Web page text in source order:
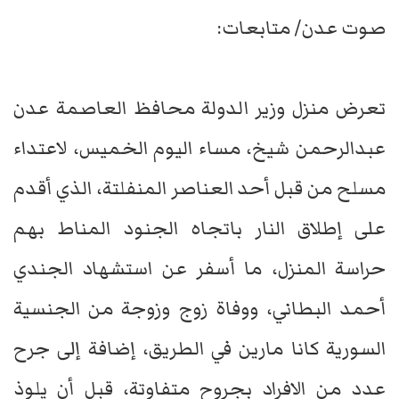
صوت عدن/ متابعات:
تعرض منزل وزير الدولة محافظ العاصمة عدن
عبدالرحمن شيخ، مساء اليوم الخميس، لاعتداء
مسلح من قبل أحد العناصر المنفلتة، الذي أقدم
على إطلاق النار باتجاه الجنود المناط بهم
حراسة المنزل، ما أسفر عن استشهاد الجندي
أحمد البطاني، ووفاة زوج وزوجة من الجنسية
السورية كانا مارين في الطريق، إضافة إلى جرح
عدد من الافراد بجروح متفاوتة، قبل أن يلوذ